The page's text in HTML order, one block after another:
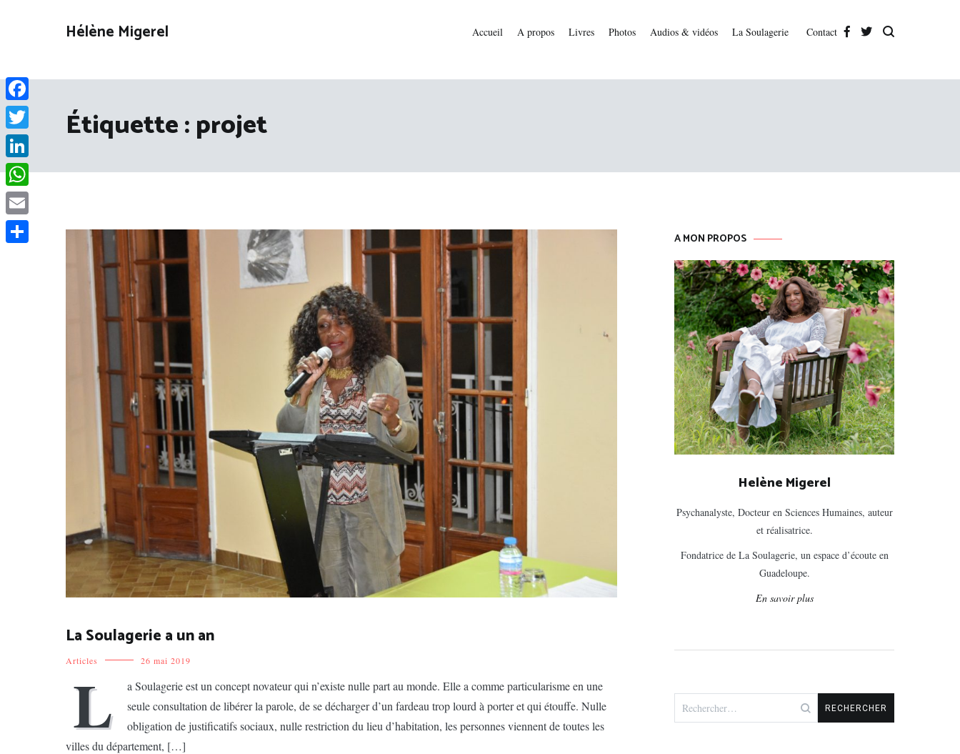
Hélène Migerel Accueil A propos Livres Photos Audios & vidéos La Soulagerie Contact
Étiquette :projet
La Soulagerie a un an
Articles 26 mai 2019
L
a Soulagerie est un concept novateur qui n’existe nulle part au monde. Elle a comme particularisme en une
seule consultation de libérer la parole, de se décharger d’un fardeau trop lourd à porter et qui étouffe. Nulle
obligation de justificatifs sociaux, nulle restriction du lieu d’habitation, les personnes viennent de toutes les
villes du département, […]
A MON PROPOS
Helène Migerel
Psychanalyste, Docteur en Sciences Humaines, auteur
et réalisatrice.
Fondatrice de La Soulagerie, un espace d’écoute en
Guadeloupe.
En savoir plus
Facebook
Twitter
LinkedIn
WhatsApp
Email